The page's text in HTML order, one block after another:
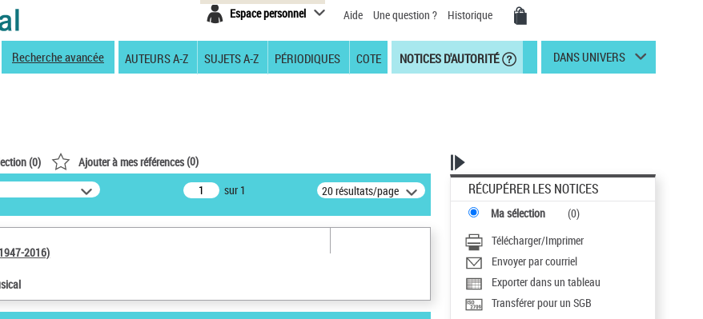
Espace personnel Aide Une question ? Historique
Recherche avancée AUTEURS A-Z SUJETS A-Z PÉRIODIQUES COTE NOTICES D'AUTORITÉ DANS UNIVERS
(0) Ajouter à mes références(0)
sur 1 20 résultats/page
2016)
RÉCUPÉRER LES NOTICES
Ma sélection (0)
Télécharger/Imprimer
Envoyer par courriel
Exporter dans un tableau
Transférer pour un SGB